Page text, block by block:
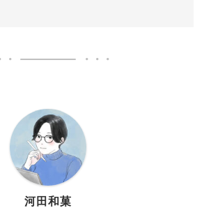
河田和菓